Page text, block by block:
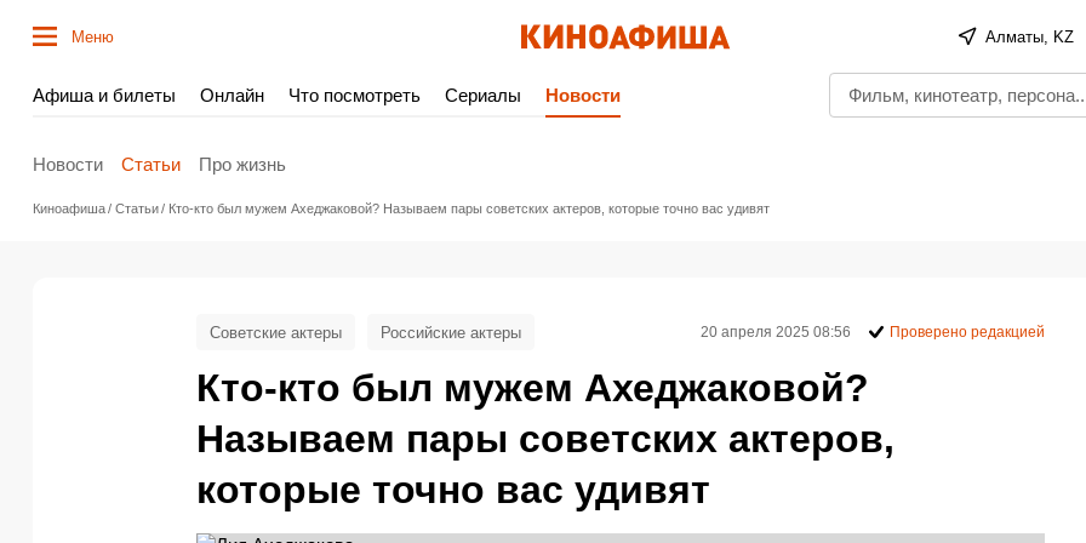
Меню Алматы, KZ
Афиша и билеты Онлайн Что посмотреть Сериалы Новости
Новости Статьи Про жизнь
Киноафиша Статьи Кто-кто был мужем Ахеджаковой? Называем пары советских актеров, которые точно вас удивят
Кто-кто был мужем Ахеджаковой?
Называем пары советских актеров,
которые точно вас удивят
Советские актеры Российские актеры 20 апреля 2025 08:56 Проверено редакцией